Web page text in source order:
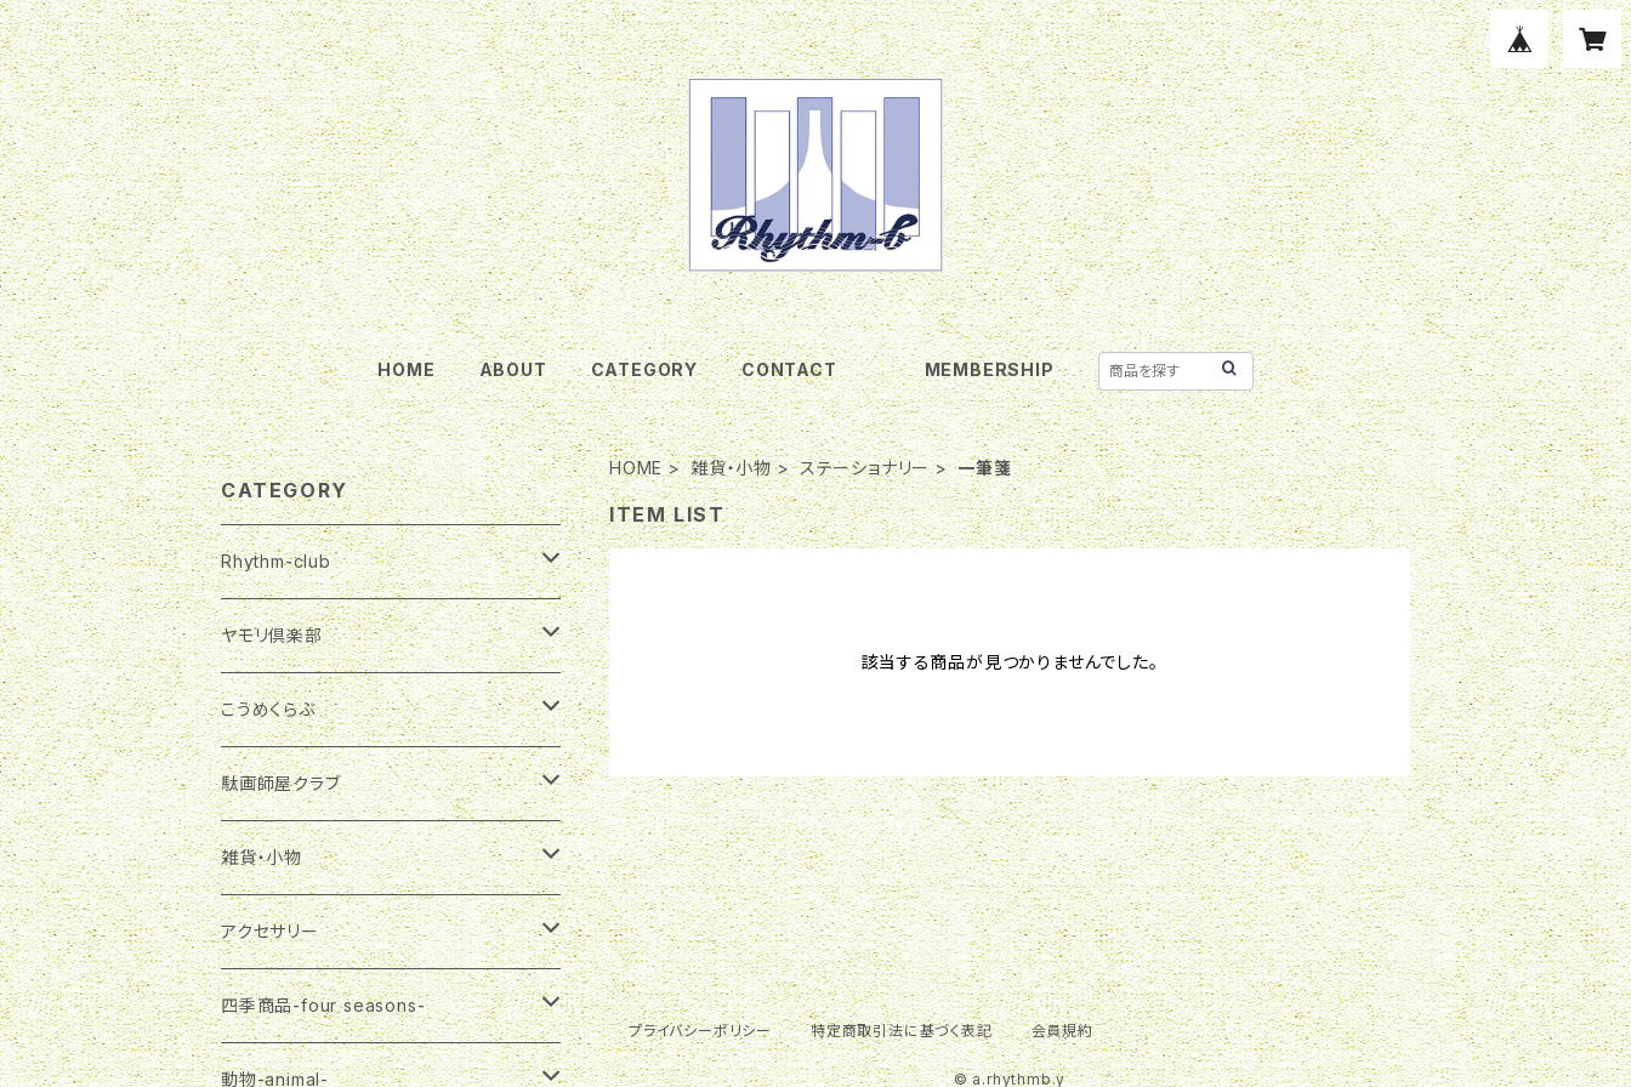
HOME ABOUT CATEGORY CONTACT MEMBERSHIP
HOME 雑貨・小物 ステーショナリー 一筆箋
ITEM LIST
該当する商品が見つかりませんでした。
CATEGORY
Rhythm-club
季節商品
グラスランタン
ランプシェード
雑貨・小物
マグネット
一筆箋
布製品
エコバッグ
ランチバッグ
マスク
３wayバッグ
アクセサリー
ピアス
ネックレス
ブローチ
ヤモリ倶楽部
マグネット
ブローチ
バッグチャーム
缶バッジ
布製品
エコバッグ
こうめくらぶ
アクセサリー
ピアス
ネックレス
雑貨・小物
プチバッグ
飾りボタン
駄画師屋クラブ
おばさま
大五郎
さる郎
フラガール
雑貨・小物
ステーショナリー
マグネット
一筆箋
エコバッグ
トートバッグ
３wayバッグ
アクセサリー
ピアス
ネックレス
四季商品-four seasons-
春-spring-
動物-animal-
プライバシーポリシー 特定商取引法に基づく表記 会員規約
© a.rhythmb.y